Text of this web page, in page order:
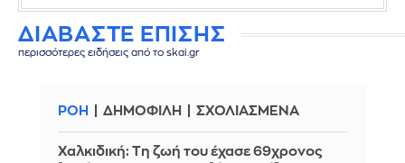
ΔΙΑΒΑΣΤΕ ΕΠΙΣΗΣ
περισσότερες ειδήσεις από το skai.gr
ΡΟΗ ΔΗΜΟΦΙΛΗ ΣΧΟΛΙΑΣΜΕΝΑ
Χαλκιδική: Τη ζωή του έχασε 69χρονος